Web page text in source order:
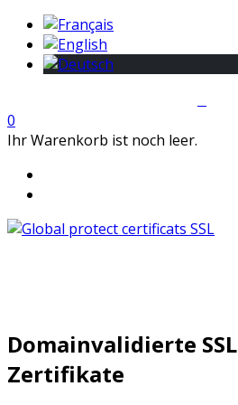
0
Ihr Warenkorb ist noch leer.
Domainvalidierte SSL
Zertifikate